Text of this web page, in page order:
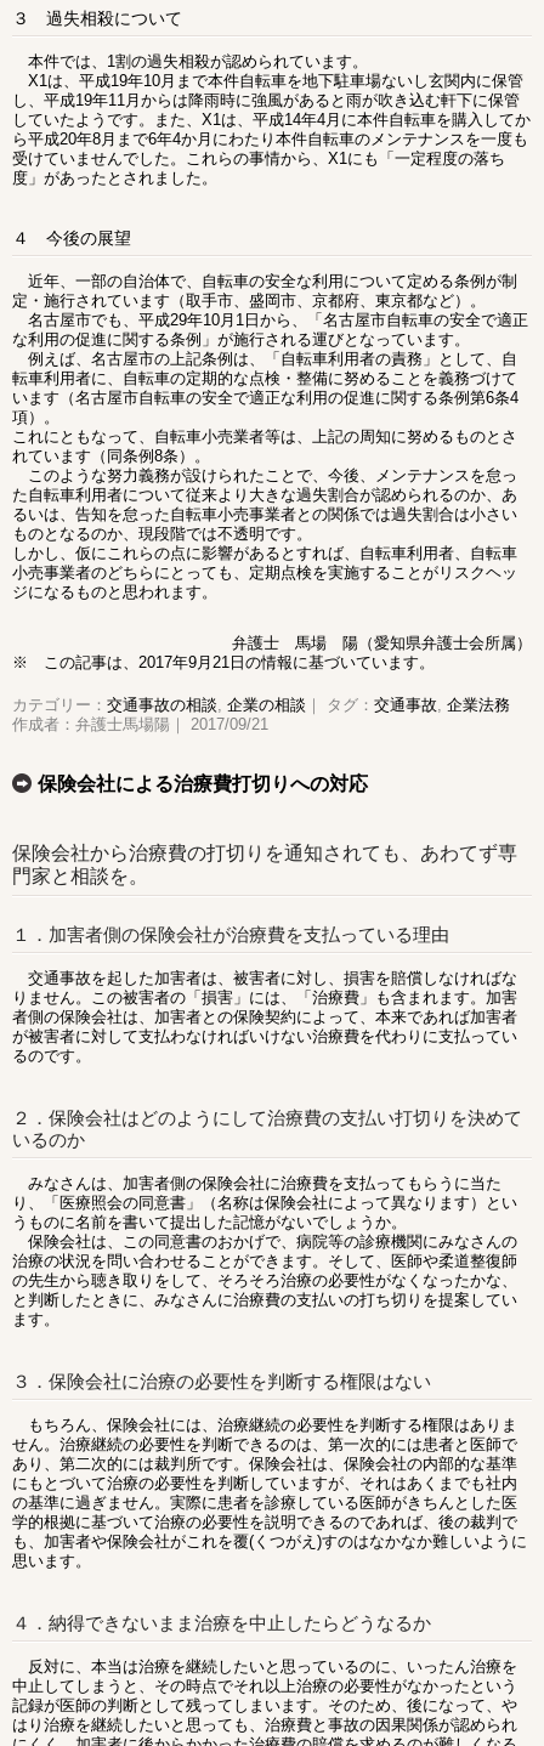
３ 過失相殺について
本件では、1割の過失相殺が認められています。
X1は、平成19年10月まで本件自転車を地下駐車場ないし玄関内に保管
し、平成19年11月からは降雨時に強風があると雨が吹き込む軒下に保管
していたようです。また、X1は、平成14年4月に本件自転車を購入してか
ら平成20年8月まで6年4か月にわたり本件自転車のメンテナンスを一度も
受けていませんでした。これらの事情から、X1にも「一定程度の落ち
度」があったとされました。
４ 今後の展望
近年、一部の自治体で、自転車の安全な利用について定める条例が制
定・施行されています（取手市、盛岡市、京都府、東京都など）。
名古屋市でも、平成29年10月1日から、「名古屋市自転車の安全で適正
な利用の促進に関する条例」が施行される運びとなっています。
例えば、名古屋市の上記条例は、「自転車利用者の責務」として、自
転車利用者に、自転車の定期的な点検・整備に努めることを義務づけて
います（名古屋市自転車の安全で適正な利用の促進に関する条例第6条4
項）。
これにともなって、自転車小売業者等は、上記の周知に努めるものとさ
れています（同条例8条）。
このような努力義務が設けられたことで、今後、メンテナンスを怠っ
た自転車利用者について従来より大きな過失割合が認められるのか、あ
るいは、告知を怠った自転車小売事業者との関係では過失割合は小さい
ものとなるのか、現段階では不透明です。
しかし、仮にこれらの点に影響があるとすれば、自転車利用者、自転車
小売事業者のどちらにとっても、定期点検を実施することがリスクヘッ
ジになるものと思われます。
弁護士 馬場 陽（愛知県弁護士会所属）
※ この記事は、2017年9月21日の情報に基づいています。
カテゴリー： 交通事故の相談, 企業の相談 ｜ タグ： 交通事故, 企業法務
作成者：弁護士馬場陽｜ 2017/09/21
保険会社による治療費打切りへの対応
保険会社から治療費の打切りを通知されても、あわてず専
門家と相談を。
１．加害者側の保険会社が治療費を支払っている理由
交通事故を起した加害者は、被害者に対し、損害を賠償しなければな
りません。この被害者の「損害」には、「治療費」も含まれます。加害
者側の保険会社は、加害者との保険契約によって、本来であれば加害者
が被害者に対して支払わなければいけない治療費を代わりに支払ってい
るのです。
２．保険会社はどのようにして治療費の支払い打切りを決めて
いるのか
みなさんは、加害者側の保険会社に治療費を支払ってもらうに当た
り、「医療照会の同意書」（名称は保険会社によって異なります）とい
うものに名前を書いて提出した記憶がないでしょうか。
保険会社は、この同意書のおかげで、病院等の診療機関にみなさんの
治療の状況を問い合わせることができます。そして、医師や柔道整復師
の先生から聴き取りをして、そろそろ治療の必要性がなくなったかな、
と判断したときに、みなさんに治療費の支払いの打ち切りを提案してい
ます。
３．保険会社に治療の必要性を判断する権限はない
もちろん、保険会社には、治療継続の必要性を判断する権限はありま
せん。治療継続の必要性を判断できるのは、第一次的には患者と医師で
あり、第二次的には裁判所です。保険会社は、保険会社の内部的な基準
にもとづいて治療の必要性を判断していますが、それはあくまでも社内
の基準に過ぎません。実際に患者を診療している医師がきちんとした医
学的根拠に基づいて治療の必要性を説明できるのであれば、後の裁判で
も、加害者や保険会社がこれを覆(くつがえ)すのはなかなか難しいように
思います。
４．納得できないまま治療を中止したらどうなるか
反対に、本当は治療を継続したいと思っているのに、いったん治療を
中止してしまうと、その時点でそれ以上治療の必要性がなかったという
記録が医師の判断として残ってしまいます。そのため、後になって、や
はり治療を継続したいと思っても、治療費と事故の因果関係が認められ